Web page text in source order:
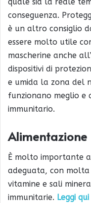
conseguenza.
è un altro consiglio
essere molto utile
mascherine anche
dispositivi di
e umida la zona del
funzionano meglio e
immunitario.
Alimentazione
È molto importante
adeguata, con
vitamine e sali
immunitarie. Leggi